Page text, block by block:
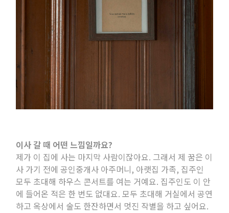
이사 갈 때 어떤 느낌일까요?
제가 이 집에 사는 마지막 사람이잖아요. 그래서 제 꿈은 이
사 가기 전에 공인중개사 아주머니, 아랫집 가족, 집주인
모두 초대해 하우스 콘서트를 여는 거예요. 집주인도 이 안
에 들어온 적은 한 번도 없대요.모두 초대해 거실에서 공연
하고 옥상에서 술도 한잔하면서 멋진 작별을 하고 싶어요.